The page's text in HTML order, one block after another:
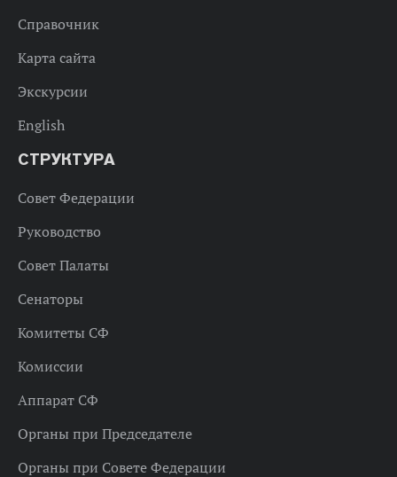
Справочник
Карта сайта
Экскурсии
English
СТРУКТУРА
Совет Федерации
Руководство
Совет Палаты
Сенаторы
Комитеты СФ
Комиссии
Аппарат СФ
Органы при Председателе
Органы при Совете Федерации